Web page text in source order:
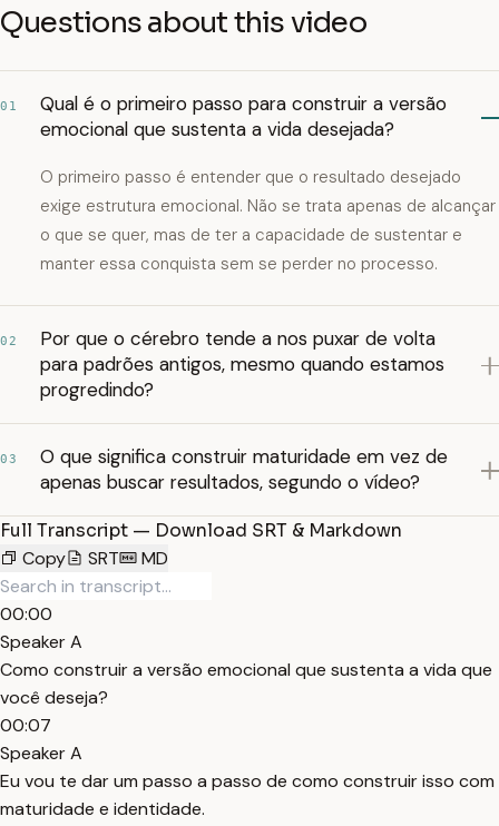
Questions about this video
01
Qual é o primeiro passo para construir a versão
emocional que sustenta a vida desejada?
O primeiro passo é entender que o resultado desejado
exige estrutura emocional. Não se trata apenas de alcançar
o que se quer, mas de ter a capacidade de sustentar e
manter essa conquista sem se perder no processo.
02
Por que o cérebro tende a nos puxar de volta
para padrões antigos, mesmo quando estamos
progredindo?
03
O que significa construir maturidade em vez de
apenas buscar resultados, segundo o vídeo?
Full Transcript — Download SRT & Markdown
Copy
SRT MD
00:00
Speaker A
Como construir a versão emocional que sustenta a vida que
você deseja?
00:07
Speaker A
Eu vou te dar um passo a passo de como construir isso com
maturidade e identidade.